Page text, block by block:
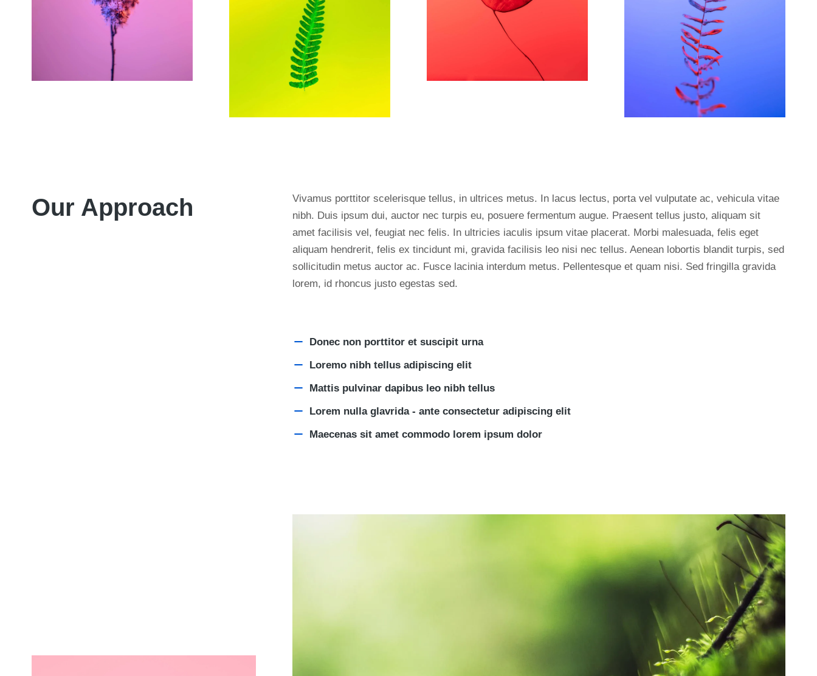
Our Approach
Vivamus porttitor scelerisque tellus, in ultrices metus. In lacus lectus, porta vel vulputate ac, vehicula vitae
nibh. Duis ipsum dui, auctor nec turpis eu, posuere fermentum augue. Praesent tellus justo, aliquam sit
amet facilisis vel, feugiat nec felis. In ultricies iaculis ipsum vitae placerat. Morbi malesuada, felis eget
aliquam hendrerit, felis ex tincidunt mi, gravida facilisis leo nisi nec tellus. Aenean lobortis blandit turpis, sed
sollicitudin metus auctor ac. Fusce lacinia interdum metus. Pellentesque et quam nisi. Sed fringilla gravida
lorem, id rhoncus justo egestas sed.
Donec non porttitor et suscipit urna
Loremo nibh tellus adipiscing elit
Mattis pulvinar dapibus leo nibh tellus
Lorem nulla glavrida - ante consectetur adipiscing elit
Maecenas sit amet commodo lorem ipsum dolor